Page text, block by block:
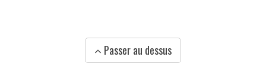
Passer au dessus